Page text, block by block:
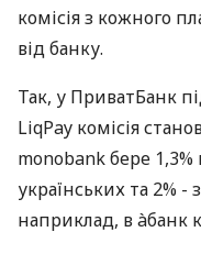
комісія з кожного
від банку.
Так, у ПриватБанк
LiqPay комісія
monobank бере
українських та 2% -
наприклад, в àбанк